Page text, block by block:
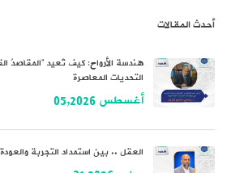
أحدث المقالات
هندسة الأرواح: كيف تُعيد “المقاصدُ
التحديات المعاصرة
أغسطس 05,2026
العقل .. بين استمداد التجربة والعودة